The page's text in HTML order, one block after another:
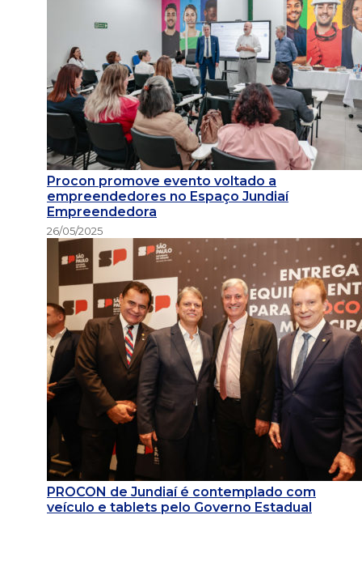
Procon promove evento voltado a
empreendedores no Espaço Jundiaí
Empreendedora
26/05/2025
PROCON de Jundiaí é contemplado com
veículo e tablets pelo Governo Estadual